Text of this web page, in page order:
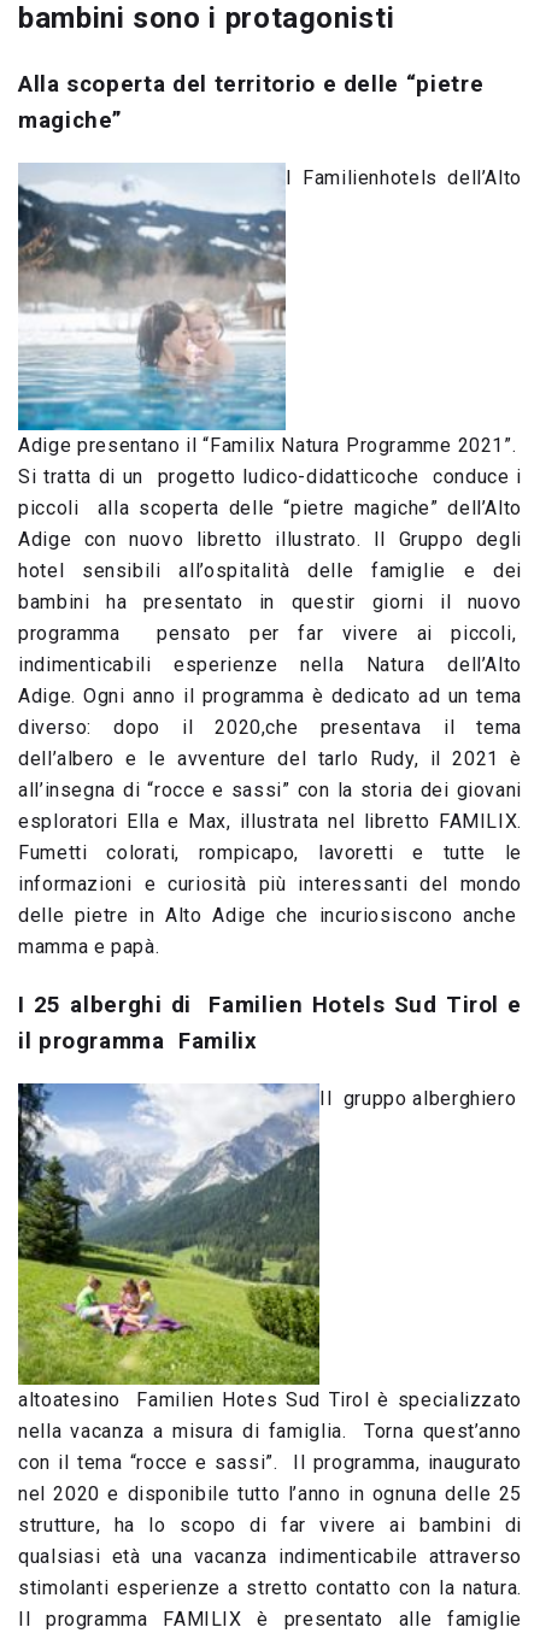
bambini sono i protagonisti
Alla scoperta del territorio e delle “pietre
magiche”
I Familienhotels dell’Alto
Adige presentano il “Familix Natura Programme 2021”.
Si tratta di un progetto ludico-didatticoche conduce i
piccoli alla scoperta delle “pietre magiche” dell’Alto
Adige con nuovo libretto illustrato. Il Gruppo degli
hotel sensibili all’ospitalità delle famiglie e dei
bambini ha presentato in questir giorni il nuovo
programma pensato per far vivere ai piccoli,
indimenticabili esperienze nella Natura dell’Alto
Adige. Ogni anno il programma è dedicato ad un tema
diverso: dopo il 2020,che presentava il tema
dell’albero e le avventure del tarlo Rudy, il 2021 è
all’insegna di “rocce e sassi” con la storia dei giovani
esploratori Ella e Max, illustrata nel libretto FAMILIX.
Fumetti colorati, rompicapo, lavoretti e tutte le
informazioni e curiosità più interessanti del mondo
delle pietre in Alto Adige che incuriosiscono anche
mamma e papà.
I 25 alberghi di Familien Hotels Sud Tirol e
il programma Familix
Il gruppo alberghiero
altoatesino Familien Hotes Sud Tirol è specializzato
nella vacanza a misura di famiglia. Torna quest’anno
con il tema “rocce e sassi”. Il programma, inaugurato
nel 2020 e disponibile tutto l’anno in ognuna delle 25
strutture, ha lo scopo di far vivere ai bambini di
qualsiasi età una vacanza indimenticabile attraverso
stimolanti esperienze a stretto contatto con la natura.
Il programma FAMILIX è presentato alle famiglie